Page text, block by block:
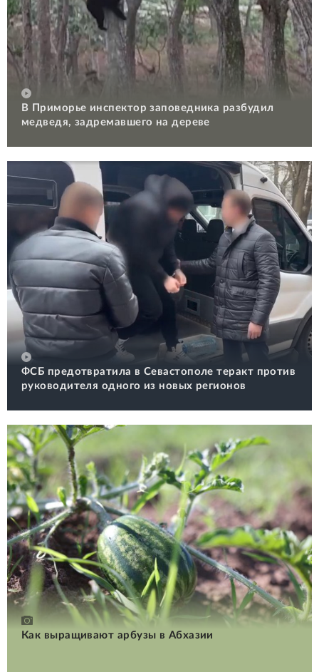
В Приморье инспектор заповедника разбудил
медведя, задремавшего на дереве
ФСБ предотвратила в Севастополе теракт против
руководителя одного из новых регионов
Как выращивают арбузы в Абхазии